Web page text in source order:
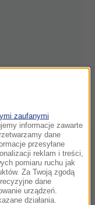
zaufanymi
informacje zawarte
dane
przesyłane
reklam i treści,
pomiaru ruchu jak
Za Twoją zgodą
dane
urządzeń.
działania.